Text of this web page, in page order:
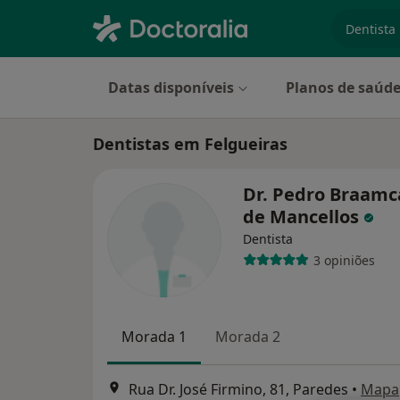
Datas disponíveis Planos de saúde
Dentistas em Felgueiras
Dr. Pedro
de Mancellos
Dentista
3 opiniões
Morada 1 Morada 2
Rua Dr. José Firmino, 81, Paredes • Mapa